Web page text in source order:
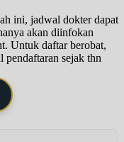
ini, jadwal dokter dapat
akan diinfokan
Untuk daftar berobat,
sejak thn